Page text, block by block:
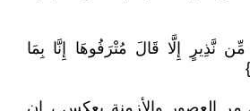
نَّذِيرٍ إِلَّا قَالَ مُتْرَفُوهَا إِنَّا بِمَا